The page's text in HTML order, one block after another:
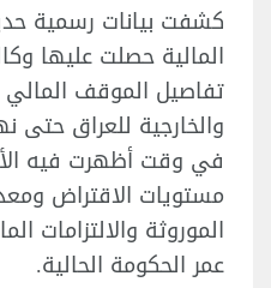
كشفت بيانات رسمية
المالية حصلت عليها
تفاصيل الموقف المالي
في وقت أظهرت فيه
مستويات الاقتراض
الموروثة والالتزامات
عمر الحكومة الحالية.